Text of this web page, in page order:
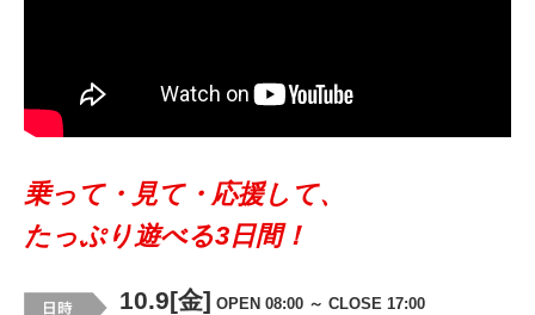
乗って・見て・応援して、
たっぷり遊べる3日間！
10.9[金] OPEN 08:00 ～ CLOSE 17:00